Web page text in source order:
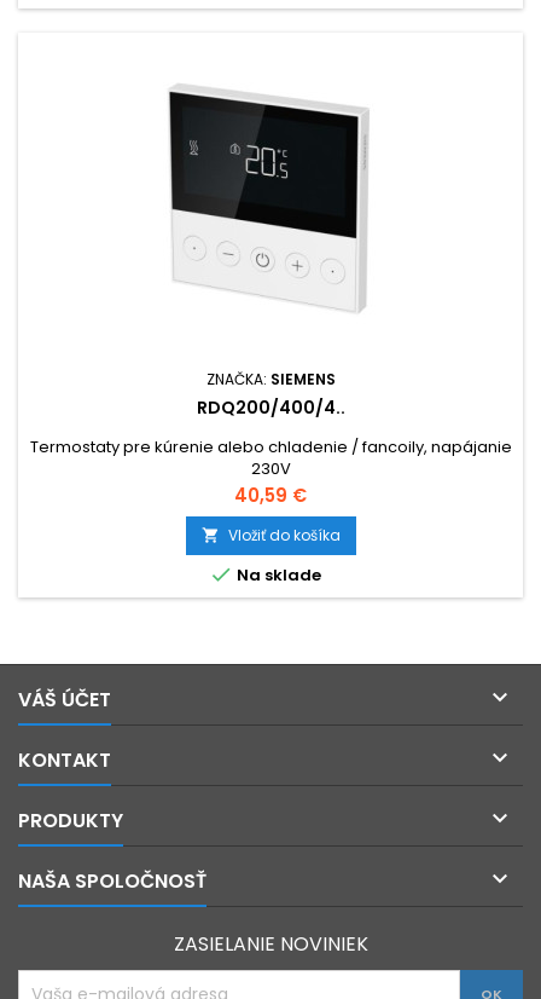
ZNAČKA: SIEMENS
RDQ200/400/4..
Termostaty pre kúrenie alebo chladenie / fancoily, napájanie
230V
Cena
40,59 €
 Vložiť do košíka
 Na sklade
VÁŠ ÚČET 
KONTAKT 
PRODUKTY 
NAŠA SPOLOČNOSŤ 
ZASIELANIE NOVINIEK